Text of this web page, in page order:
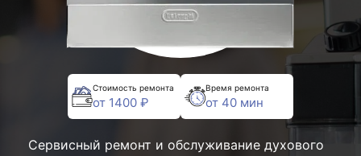
Стоимость ремонта
от 1400 ₽
Время ремонта
от 40 мин
Сервисный ремонт и обслуживание духового